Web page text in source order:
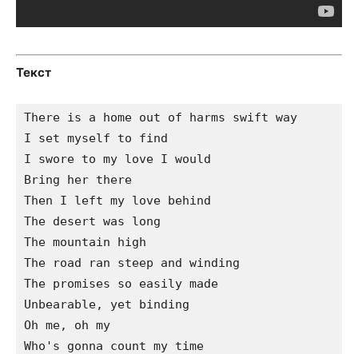
Текст
There is a home out of harms swift way
I set myself to find
I swore to my love I would
Bring her there
Then I left my love behind
The desert was long
The mountain high
The road ran steep and winding
The promises so easily made
Unbearable, yet binding
Oh me, oh my
Who's gonna count my time